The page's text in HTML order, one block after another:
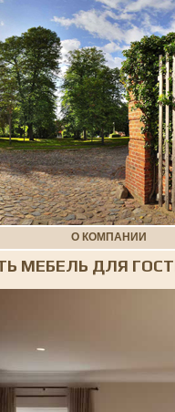
О КОМПАНИИ
МЕБЕЛЬ ДЛЯ